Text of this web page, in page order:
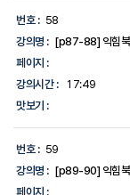
번호 : 58
강의명 : [p87-88] 익힘북
페이지 :
강의시간 :
17:49
맛보기 :
번호 : 59
강의명 : [p89-90] 익힘북
페이지 :